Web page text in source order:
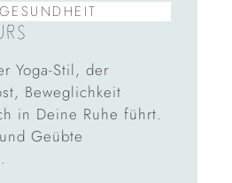
Yoga-Stil, der
Beweglichkeit
in Deine Ruhe führt.
Geübte